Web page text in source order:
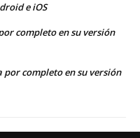
e iOS
completo en su versión
por completo en su versión